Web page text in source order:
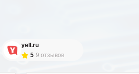
yell.ru
5 9 отзывов